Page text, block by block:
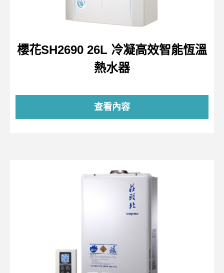
櫻花SH2690 26L 冷凝高效智能恆溫
熱水器
查看內容